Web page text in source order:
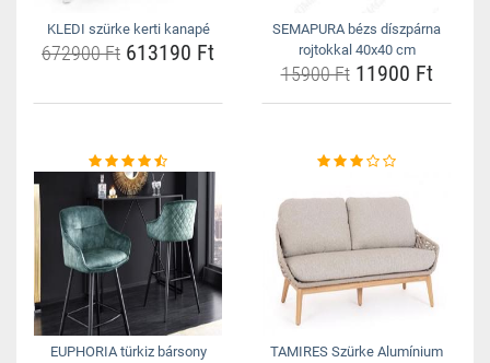
KLEDI szürke kerti kanapé
672900 Ft 613190 Ft
SEMAPURA bézs díszpárna
rojtokkal 40x40 cm
15900 Ft11900 Ft
EUPHORIA türkiz bársony
TAMIRES Szürke Alumínium